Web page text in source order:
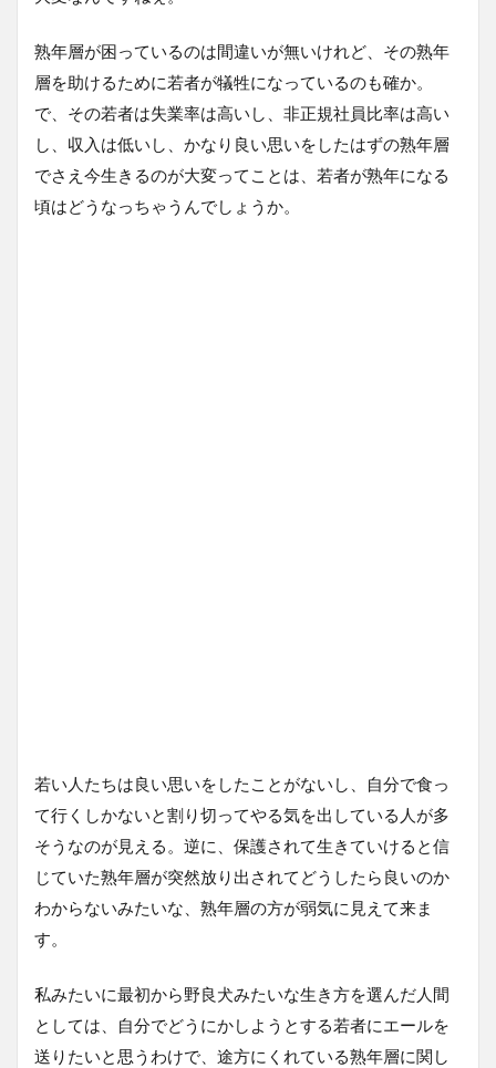
熟年層が困っているのは間違いが無いけれど、その熟年
層を助けるために若者が犠牲になっているのも確か。
で、その若者は失業率は高いし、非正規社員比率は高い
し、収入は低いし、かなり良い思いをしたはずの熟年層
でさえ今生きるのが大変ってことは、若者が熟年になる
頃はどうなっちゃうんでしょうか。
若い人たちは良い思いをしたことがないし、自分で食っ
て行くしかないと割り切ってやる気を出している人が多
そうなのが見える。逆に、保護されて生きていけると信
じていた熟年層が突然放り出されてどうしたら良いのか
わからないみたいな、熟年層の方が弱気に見えて来ま
す。
私みたいに最初から野良犬みたいな生き方を選んだ人間
としては、自分でどうにかしようとする若者にエールを
送りたいと思うわけで、途方にくれている熟年層に関し